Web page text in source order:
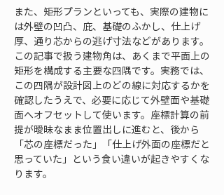
また、矩形プランといっても、実際の建物に
は外壁の凹凸、庇、基礎のふかし、仕上げ
厚、通り芯からの逃げ寸法などがあります。
この記事で扱う建物角は、あくまで平面上の
矩形を構成する主要な四隅です。実務では、
この四隅が設計図上のどの線に対応するかを
確認したうえで、必要に応じて外壁面や基礎
面へオフセットして使います。座標計算の前
提が曖昧なまま位置出しに進むと、後から
「芯の座標だった」「仕上げ外面の座標だと
思っていた」という食い違いが起きやすくな
ります。